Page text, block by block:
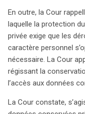
En outre, la Cour
laquelle la protection
privée exige que les
caractère personnel
nécessaire. La Cour
régissant la
l’accès aux données
La Cour constate,